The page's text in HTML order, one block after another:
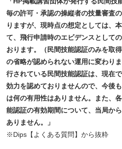
毎の許可・承認の操縦者の技量審査
りますが、現時点の想定としては、
て、飛行申請時のエビデンスとして
おります。（民間技能認証のみを取
の省略が認められない運用に変わり
行されている民間技能認証は、現在
効力を認めておりませんので、今後
は何の有用性はありません。また、
能認証の有効期間について、当局か
ありません。」
※Dips【よくある質問】から抜粋